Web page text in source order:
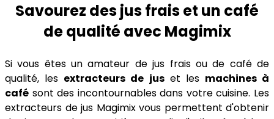
Savourez des jus frais et un café
de qualité avec Magimix
Si vous êtes un amateur de jus frais ou de café de
qualité, les extracteurs de juset les machines à
café sont des incontournables dans votre cuisine. Les
extracteurs de jus Magimix vous permettent d'obtenir